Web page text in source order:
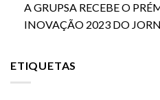
A GRUPSA RECEBE O
INOVAÇÃO 2023 DO
ETIQUETAS